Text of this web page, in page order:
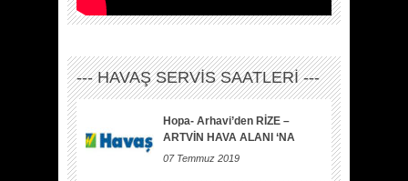
--- HAVAŞ SERVİS SAATLERİ ---
Hopa- Arhavi’den RİZE –
ARTVİN HAVA ALANI ‘NA
07 Temmuz 2019